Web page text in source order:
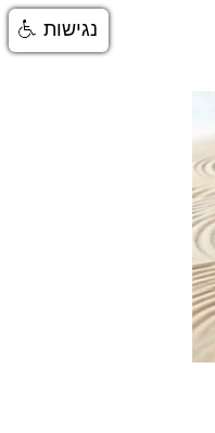
נגישות